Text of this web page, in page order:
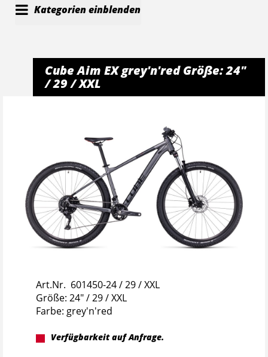
Kategorien einblenden
Cube Aim EX grey'n'red Größe: 24"
/ 29 / XXL
Art.Nr. 601450-24 / 29 / XXL
Größe: 24" / 29 / XXL
Farbe: grey'n'red
Verfügbarkeit auf Anfrage.